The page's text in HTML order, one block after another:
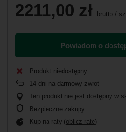
2211,00 zł brutto /
Powiadom o
Produkt niedostępny
14 dni na darmowy zwrot
Ten produkt nie jest dostępny w
Bezpieczne zakupy
Kup na raty (oblicz ratę)